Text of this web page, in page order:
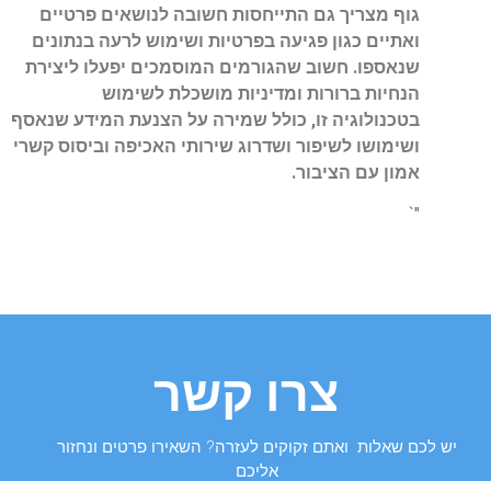
גוף מצריך גם התייחסות חשובה לנושאים פרטיים
ואתיים כגון פגיעה בפרטיות ושימוש לרעה בנתונים
שנאספו. חשוב שהגורמים המוסמכים יפעלו ליצירת
הנחיות ברורות ומדיניות מושכלת לשימוש
בטכנולוגיה זו, כולל שמירה על הצנעת המידע שנאסף
ושימושו לשיפור ושדרוג שירותי האכיפה וביסוס קשרי
אמון עם הציבור.
"`
צרו קשר
יש לכם שאלות ואתם זקוקים לעזרה? השאירו פרטים ונחזור
אליכם